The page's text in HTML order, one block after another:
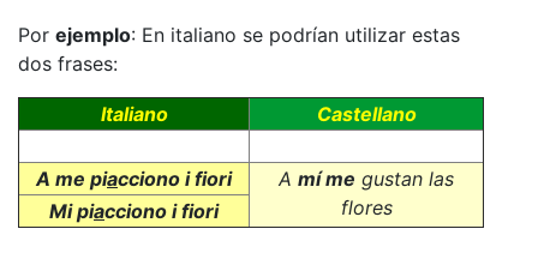
Por ejemplo: En italiano se podrían utilizar estas
dos frases:
Italiano Castellano
A me piacciono i fiori A mí me gustan las
flores
Mi piacciono i fiori